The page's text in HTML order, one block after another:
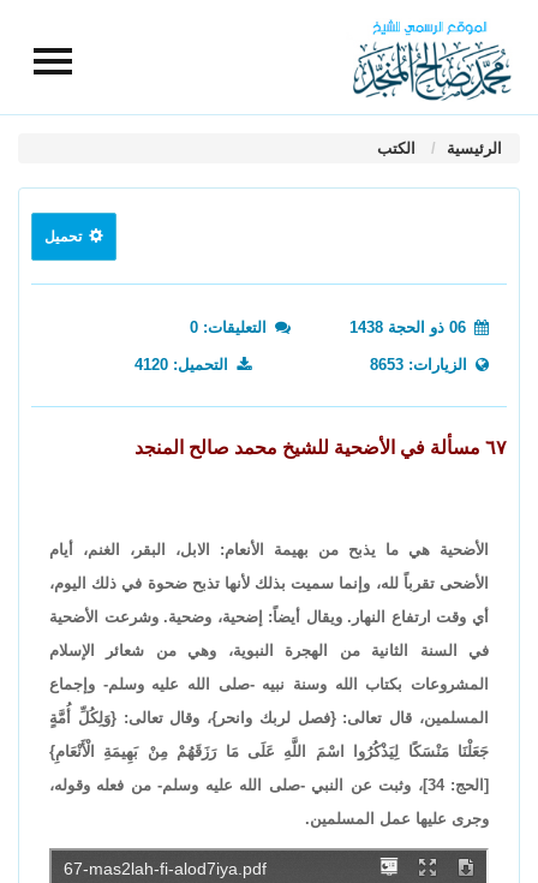
الرئيسية الكتب
تحميل
التعليقات: 0
الزيارات: 8653 التحميل: 4120
٦٧ مسألة في الأضحية للشيخ محمد صالح المنجد
الأضحية هي ما يذبح من بهيمة الأنعام: الابل، البقر، الغنم، أيام
الأضحى تقرباً لله، وإنما سميت بذلك لأنها تذبح ضحوة في ذلك اليوم،
أي وقت ارتفاع النهار. ويقال أيضاً: إضحية، وضحية. وشرعت الأضحية
في السنة الثانية من الهجرة النبوية، وهي من شعائر الإسلام
المشروعات بكتاب الله وسنة نبيه -صلى الله عليه وسلم- وإجماع
المسلمين، قال تعالى: {فصل لربك وانحر}، وقال تعالى: {وَلِكُلِّ أُمَّةٍ
جَعَلْنَا مَنْسَكًا لِيَذْكُرُوا اسْمَ اللَّهِ عَلَى مَا رَزَقَهُمْ مِنْ بَهِيمَةِ الْأَنْعَامِ}
[الحج: 34]، وثبت عن النبي -صلى الله عليه وسلم- من فعله وقوله،
وجرى عليها عمل المسلمين.